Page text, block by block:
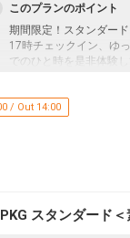
このプランのポイント
期間限定！スタンダー
17時チェックイン、ゆ
でのひと時を是非体験し
渋谷のランドマーク「
雑誌やメディア等でも
商業施設の「RAYARD
●「顔認証チェックイン
/ Out 14:00
スタンダード＜